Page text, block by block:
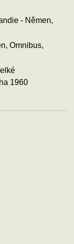
- Němen,
Omnibus,
1960